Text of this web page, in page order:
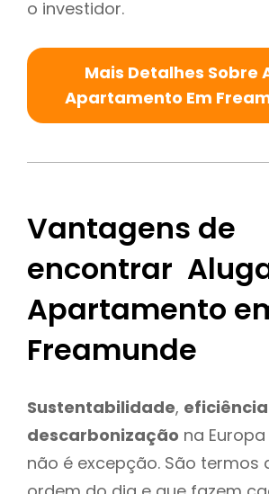
o investidor.
Mais Detalhes Sobre
Apartamento Em
Vantagens de
encontrar
Apartamento
Freamunde
Sustentabilidade,
descarbonização na
não é excepção. São termos